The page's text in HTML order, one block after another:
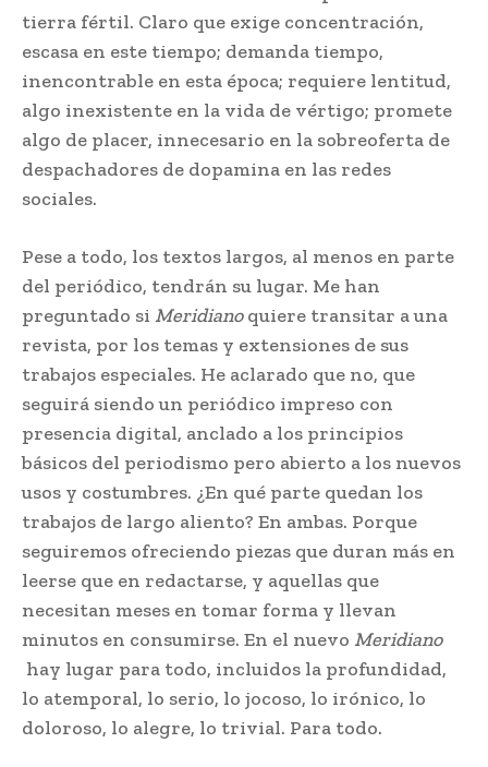
tierra fértil. Claro que exige concentración,
escasa en este tiempo; demanda tiempo,
inencontrable en esta época; requiere lentitud,
algo inexistente en la vida de vértigo; promete
algo de placer, innecesario en la sobreoferta de
despachadores de dopamina en las redes
sociales.
Pese a todo, los textos largos, al menos en parte
del periódico, tendrán su lugar. Me han
preguntado si Meridianoquiere transitar a una
revista, por los temas y extensiones de sus
trabajos especiales. He aclarado que no, que
seguirá siendo un periódico impreso con
presencia digital, anclado a los principios
básicos del periodismo pero abierto a los nuevos
usos y costumbres. ¿En qué parte quedan los
trabajos de largo aliento? En ambas. Porque
seguiremos ofreciendo piezas que duran más en
leerse que en redactarse, y aquellas que
necesitan meses en tomar forma y llevan
minutos en consumirse. En el nuevo Meridiano
hay lugar para todo, incluidos la profundidad,
lo atemporal, lo serio, lo jocoso, lo irónico, lo
doloroso, lo alegre, lo trivial. Para todo.